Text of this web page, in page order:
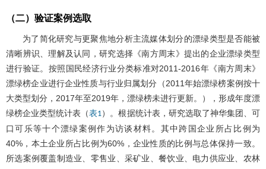
（二）验证案例选取
为了简化研究与更聚焦地分析主流媒体划分的漂绿类型是否能被
清晰辨识、理解及认同，研究选择《南方周末》提出的企业漂绿类型
进行验证。按照国民经济行业分类标准对2011-2016年《南方周末》
漂绿榜企业进行企业性质与行业归属划分（2011年始漂绿榜案例按十
大类型划分，2017年至2019年，漂绿榜未进行更新。），形成年度漂
绿榜企业类型统计表（表1）。根据统计表，研究选取了神华集团、可
口可乐等十个漂绿案例作为访谈材料。其中跨国企业所占比例为
40%，本土企业所占比例为60%，企业性质的比例与总体保持一致。
所选案例覆盖制造业、零售业、采矿业、餐饮业、电力供应业、农林